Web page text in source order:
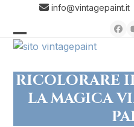
content
info@vintagepaint.it
Open
menu
Close
menu
RICOLORARE
LA MAGICA